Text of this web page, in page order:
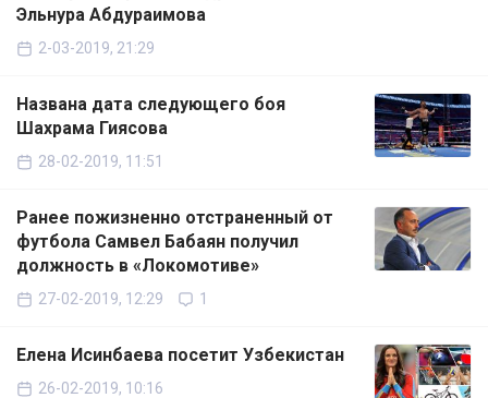
Эльнура Абдураимова
2-03-2019, 21:29
Названа дата следующего боя
Шахрама Гиясова
28-02-2019, 11:51
Ранее пожизненно отстраненный от
футбола Самвел Бабаян получил
должность в «Локомотиве»
27-02-2019, 12:29 1
Елена Исинбаева посетит Узбекистан
26-02-2019, 10:16